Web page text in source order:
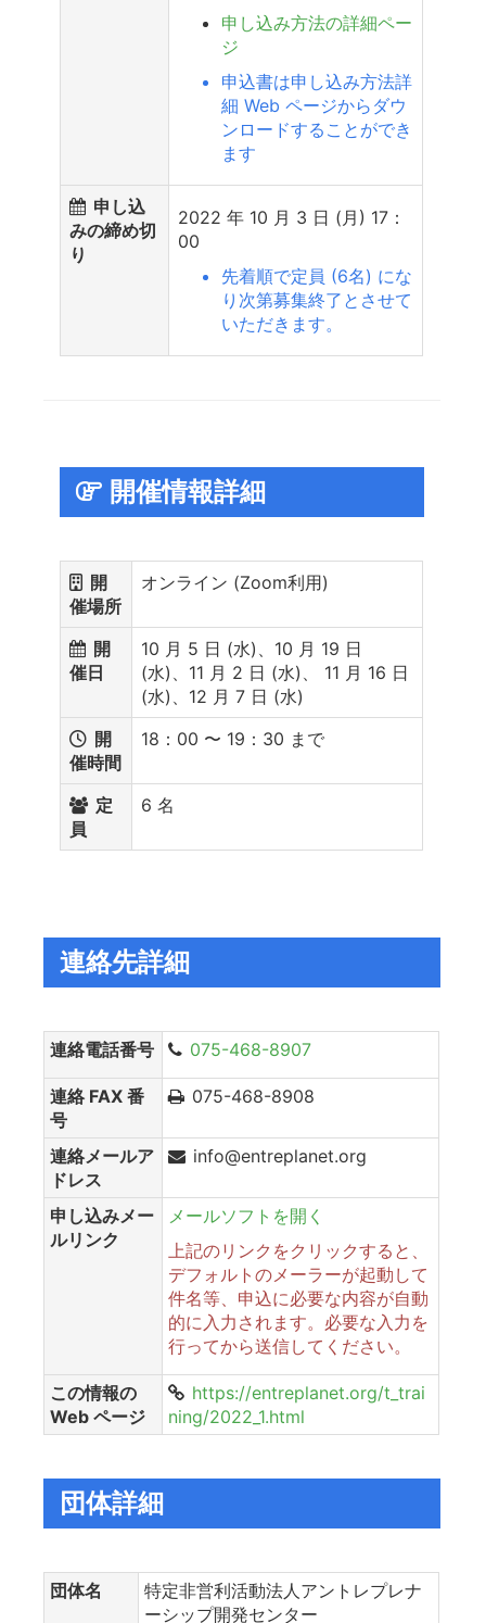
申し込み方法の詳細ペー
ジ
申込書は申し込み方法詳
細 Web ページからダウ
ンロードすることができ
ます
申し込
みの締め切
り
2022 年 10 月 3 日 (月) 17：
00
先着順で定員 (6名) にな
り次第募集終了とさせて
いただきます。
開催情報詳細
開
催場所
オンライン (Zoom利用)
開
催日
10 月 5 日 (水)、10 月 19 日
(水)、11 月 2 日 (水)、 11 月 16 日
(水)、12 月 7 日 (水)
開
催時間
18：00 〜 19：30 まで
定
員
6 名
連絡先詳細
連絡電話番号 075-468-8907
連絡 FAX 番
号
075-468-8908
連絡メールア
ドレス
info@entreplanet.org
申し込みメー
ルリンク
メールソフトを開く
上記のリンクをクリックすると、
デフォルトのメーラーが起動して
件名等、申込に必要な内容が自動
的に入力されます。必要な入力を
行ってから送信してください。
この情報の
Web ページ
https://entreplanet.org/t_trai
ning/2022_1.html
団体詳細
団体名
特定非営利活動法人アントレプレナ
ーシップ開発センター